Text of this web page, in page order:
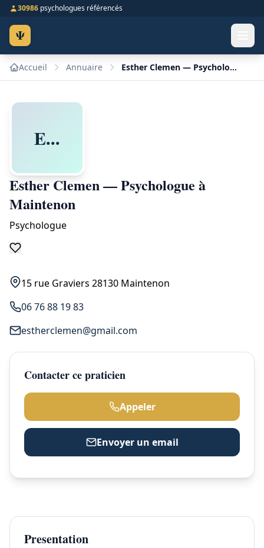
30986 psychologues référencés
Ψ
Accueil Annuaire Esther Clemen — Psychologue à Maintenon
E...
Esther Clemen — Psychologue à
Maintenon
Psychologue
15 rue Graviers 28130 Maintenon
06 76 88 19 83
estherclemen@gmail.com
Contacter ce praticien
Appeler
Envoyer un email
Presentation